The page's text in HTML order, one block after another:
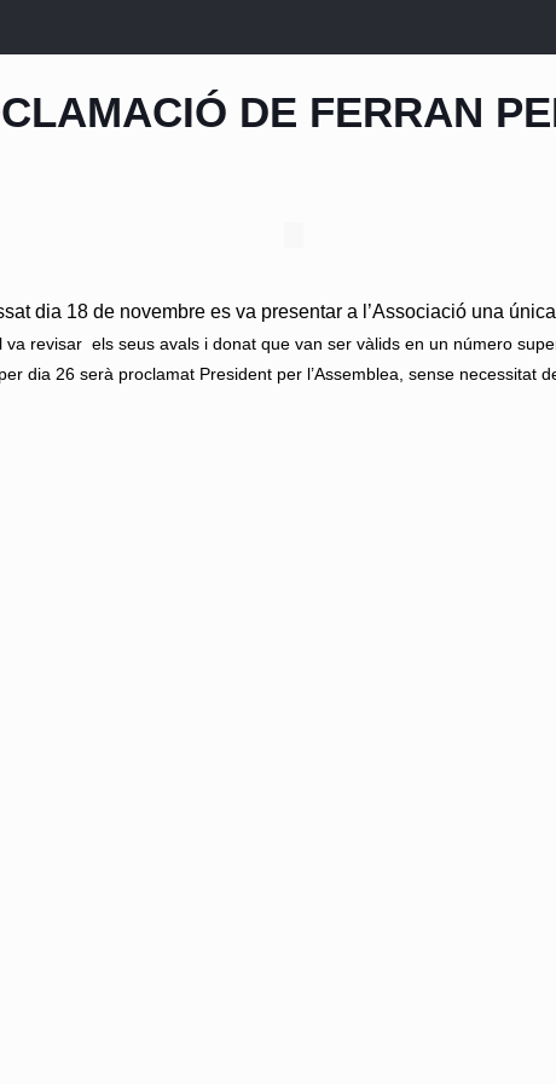
DE FERRAN
dia 18 de novembre es va presentar a l’Associació una
va revisar els seus avals i donat que van ser vàlids en un número
dia 26 serà proclamat President per l’Assemblea, sense necessitat